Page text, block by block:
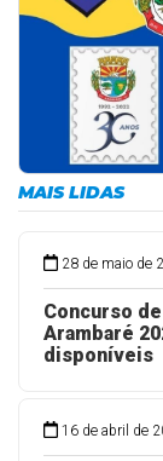
MAIS LIDAS
28 de maio de
Concurso
Arambaré
disponíveis
16 de abril de